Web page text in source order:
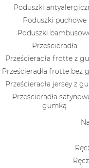
Poduszki
Poduszki puchowe
Poduszki
Prześcieradła
Prześcieradła frotte z
Prześcieradła frotte bez
Prześcieradła jersey z
Prześcieradła
gumką